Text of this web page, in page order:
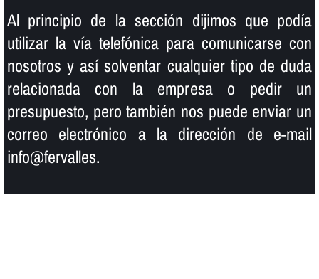
Al principio de la sección dijimos que podí­a
utilizar la ví­a telefónica para comunicarse con
nosotros y así­ solventar cualquier tipo de duda
relacionada con la empresa o pedir un
presupuesto, pero también nos puede enviar un
correo electrónico a la dirección de e-mail
info@fervalles.